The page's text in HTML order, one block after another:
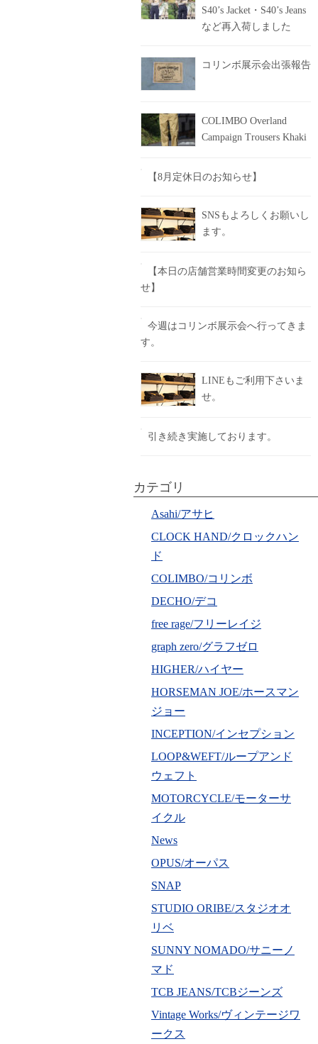
S40’s Jacket・S40’s Jeans
など再入荷しました
コリンボ展示会出張報告
COLIMBO Overland
Campaign Trousers Khaki
【8月定休日のお知らせ】
SNSもよろしくお願いし
ます。
【本日の店舗営業時間変更のお知ら
せ】
今週はコリンボ展示会へ行ってきま
す。
LINEもご利用下さいま
せ。
引き続き実施しております。
カテゴリ
Asahi/アサヒ
CLOCK HAND/クロックハン
ド
COLIMBO/コリンボ
DECHO/デコ
free rage/フリーレイジ
graph zero/グラフゼロ
HIGHER/ハイヤー
HORSEMAN JOE/ホースマン
ジョー
INCEPTION/インセプション
LOOP&WEFT/ループアンド
ウェフト
MOTORCYCLE/モーターサ
イクル
News
OPUS/オーパス
SNAP
STUDIO ORIBE/スタジオオ
リベ
SUNNY NOMADO/サニーノ
マド
TCB JEANS/TCBジーンズ
Vintage Works/ヴィンテージワ
ークス